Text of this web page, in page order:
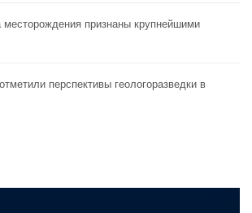
признаны крупнейшими
перспективы геологоразведки в